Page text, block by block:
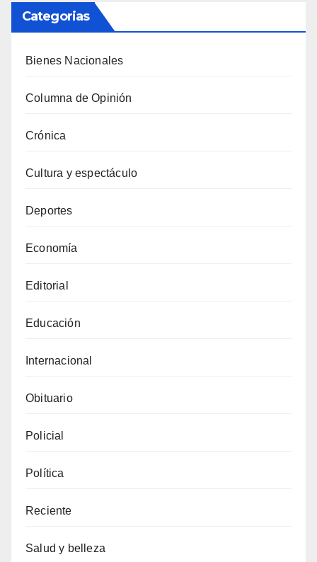
Categorias
Bienes Nacionales
Columna de Opinión
Crónica
Cultura y espectáculo
Deportes
Economía
Editorial
Educación
Internacional
Obituario
Policial
Política
Reciente
Salud y belleza